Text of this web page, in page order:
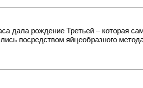
дала рождение Третьей – которая
посредством яйцеобразного